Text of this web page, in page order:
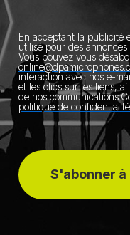
En acceptant la publicité
utilisé pour des
Vous pouvez vous
interaction avec nos e-
et les clics sur les liens,
de nos communications.
politique de confidentialité
S'abonner